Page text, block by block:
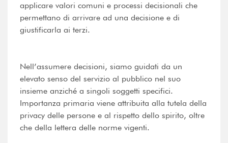
applicare valori comuni e processi decisionali che
permettano di arrivare ad una decisione e di
giustificarla ai terzi.
Nell’assumere decisioni, siamo guidati da un
elevato senso del servizio al pubblico nel suo
insieme anziché a singoli soggetti specifici.
Importanza primaria viene attribuita alla tutela della
privacy delle persone e al rispetto dello spirito, oltre
che della lettera delle norme vigenti.